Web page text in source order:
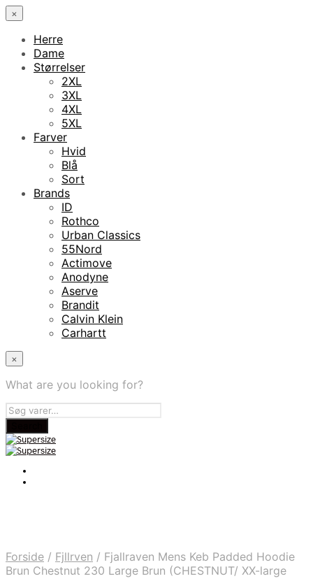
×
Herre
Dame
Størrelser
2XL
3XL
4XL
5XL
Farver
Hvid
Blå
Sort
Brands
ID
Rothco
Urban Classics
55Nord
Actimove
Anodyne
Aserve
Brandit
Calvin Klein
Carhartt
×
What are you looking for?
Forside / Fjllrven / Fjallraven Mens Keb Padded Hoodie
Brun Chestnut 230 Large Brun (CHESTNUT/ XX-large